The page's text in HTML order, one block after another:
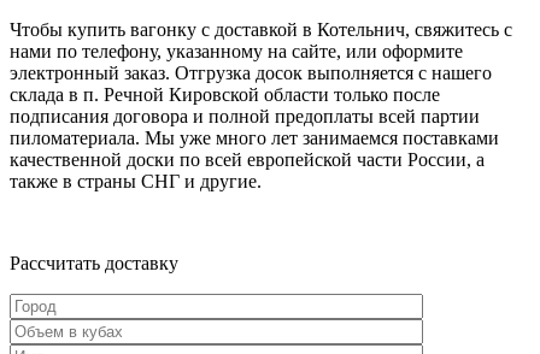
Чтобы купить вагонку с доставкой в Котельнич, свяжитесь с
нами по телефону, указанному на сайте, или оформите
электронный заказ. Отгрузка досок выполняется с нашего
склада в п. Речной Кировской области только после
подписания договора и полной предоплаты всей партии
пиломатериала. Мы уже много лет занимаемся поставками
качественной доски по всей европейской части России, а
также в страны СНГ и другие.
Рассчитать доставку